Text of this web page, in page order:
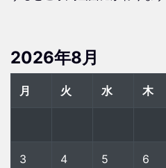
2026年8月
月 火 水 木
3 4 5 6